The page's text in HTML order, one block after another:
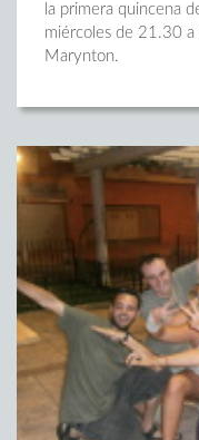
la primera quincena
miércoles de 21.30 a
Marynton.